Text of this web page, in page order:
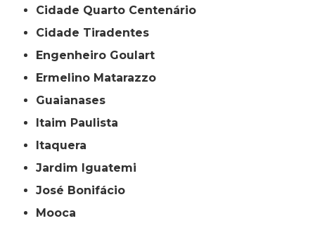
Cidade Quarto Centenário
Cidade Tiradentes
Engenheiro Goulart
Ermelino Matarazzo
Guaianases
Itaim Paulista
Itaquera
Jardim Iguatemi
José Bonifácio
Mooca